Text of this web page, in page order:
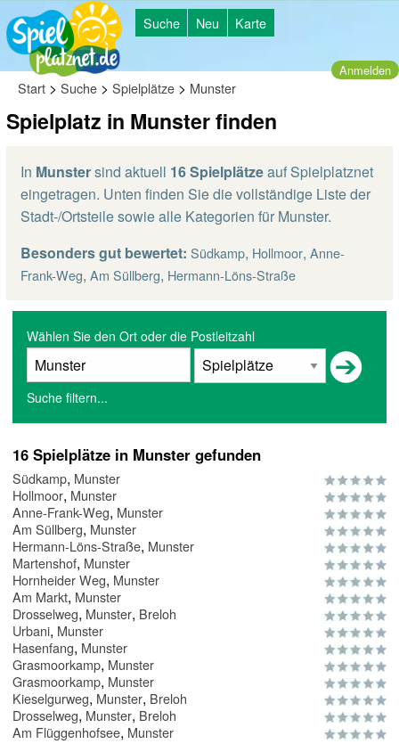
Suche Neu Karte
Anmelden
Start > Suche > Spielplätze > Munster
Spielplatz in Munster finden
In Munstersind aktuell 16 Spielplätzeauf Spielplatznet
eingetragen. Unten finden Sie die vollständige Liste der
Stadt-/Ortsteile sowie alle Kategorien für Munster.
Besonders gut bewertet: Südkamp, Hollmoor, Anne-
Frank-Weg, Am Süllberg, Hermann-Löns-Straße
Wählen Sie den Ort oder die Postleitzahl
Suche filtern...
16 Spielplätze in Munster gefunden
Südkamp, Munster
Hollmoor, Munster
Anne-Frank-Weg, Munster
Am Süllberg, Munster
Hermann-Löns-Straße, Munster
Martenshof, Munster
Hornheider Weg, Munster
Am Markt, Munster
Drosselweg, Munster, Breloh
Urbani, Munster
Hasenfang, Munster
Grasmoorkamp, Munster
Grasmoorkamp, Munster
Kieselgurweg, Munster, Breloh
Drosselweg, Munster, Breloh
Am Flüggenhofsee, Munster